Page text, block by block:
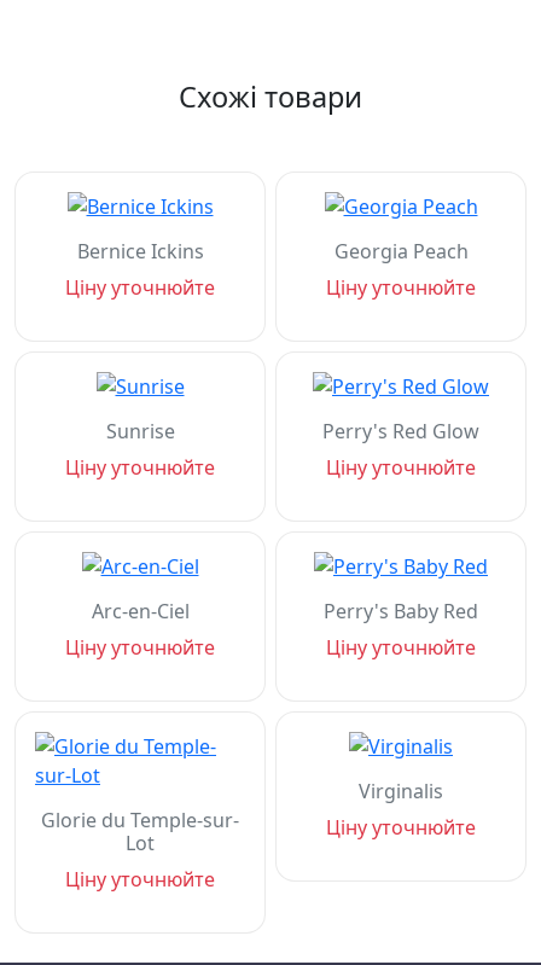
Схожі товари
Bernice Ickins
Ціну уточнюйте
Georgia Peach
Ціну уточнюйте
Sunrise
Ціну уточнюйте
Perry's Red Glow
Ціну уточнюйте
Arc-en-Ciel
Ціну уточнюйте
Perry's Baby Red
Ціну уточнюйте
Glorie du Temple-sur-
Lot
Ціну уточнюйте
Virginalis
Ціну уточнюйте